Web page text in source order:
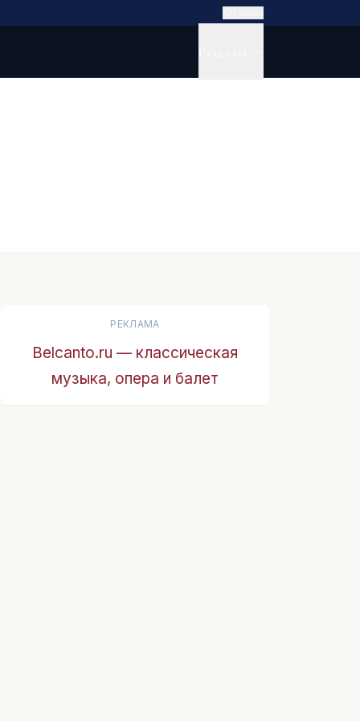
РЕКЛАМА
Belcanto.ru — классическая
музыка, опера и балет